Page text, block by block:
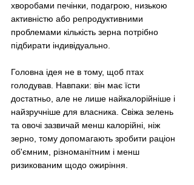
хворобами печінки, подагрою, низькою
активністю або репродуктивними
проблемами кількість зерна потрібно
підбирати індивідуально.
Головна ідея не в тому, щоб птах
голодував. Навпаки: він має їсти
достатньо, але не лише найкалорійніше і
найзручніше для власника. Свіжа зелень
та овочі зазвичай менш калорійні, ніж
зерно, тому допомагають зробити раціон
об'ємним, різноманітним і менш
ризикованим щодо ожиріння.